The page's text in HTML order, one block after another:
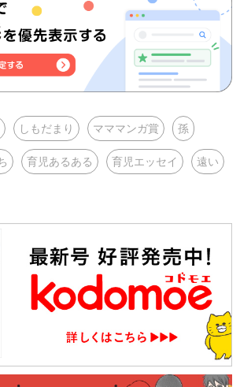
しもだまり マママンガ賞 孫
育児あるある 育児エッセイ 遠い